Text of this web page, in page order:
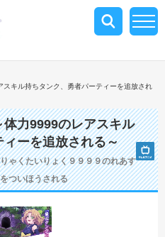
キル持ちタンク、勇者パーティーを追放され
力9999のレアスキル
ーを追放される～
ゃくたいりょく９９９９のれあす
ついほうされる